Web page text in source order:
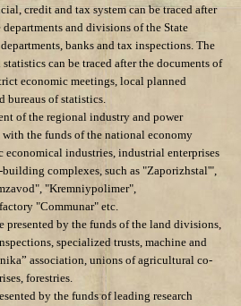
credit and tax system can be traced after
and divisions of the State
banks and tax inspections. The
can be traced after the documents of
economic meetings, local planned
bureaus of statistics.
of the regional industry and power
with the funds of the national economy
economical industries, industrial enterprises
complexes, such as "Zaporizhstal'",
"Kremniypolimer",
"Communar" etc.
presented by the funds of the land divisions,
specialized trusts, machine and
association, unions of agricultural co-
forestries.
by the funds of leading research